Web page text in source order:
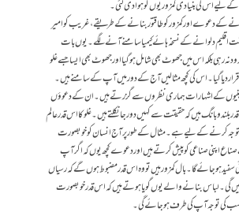
کے لیے اس کی بنیادی کمزوریوں کوہواد ی گئی۔
کے دعوے اورکمزور کو طاقتور بنانے کے طریقے،غریب کو امیر
اقلیم دلوانے کے نسخہ ہائے کیمیا سامنے آنے لگے۔یوں بات
رہی بلکہ اس میں جھوٹ بھی شامل ہوگیا اورجھوٹ بھی ایساجسے غلو
قرار دیاگیا۔ اس کی کچھ مثالیں آج کے دورمیں آپ کے سامنے ہیں۔
کے اشہارات ہماری نظروں سے گزرتے ہیں ۔ ان کے دعوؤں
بلند و بانگ ہیں کہ حقیقت سے کہیں دورجانکلتے ہیں۔غلو کا اس قدر عالم
کرنے کے لیے ہے۔ مثال کے طورپر آج انسان کو خوبصورت
اپنی صناعی کوپیش کرتے ہیں اور دعوے کچھ یوں کہ اگرآپ
سفید ہوجائے گا۔بال کمزورہیں تووہ اس قدر مضبوط ہوں گے کہ رسیاں
گی۔ لباس بنانے والے یوں گویا ہوتے ہیں کہ اس قدرخوبصورت
کی توجہ آپ کی طرف ہو جائے گی۔